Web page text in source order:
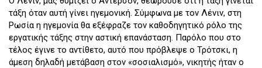
τάξη όταν αυτή γίνει ηγεμονική. Σύμφωνα με τον Λένιν, στη
Ρωσία η ηγεμονία θα εξέφραζε τον καθοδηγητικό ρόλο της
εργατικής τάξης στην αστική επανάσταση. Παρόλο που στο
τέλος έγινε το αντίθετο, αυτό που πρόβλεψε ο Τρότσκι, η
άμεση δηλαδή μετάβαση στον «σοσιαλισμό», νικητής ήταν ο